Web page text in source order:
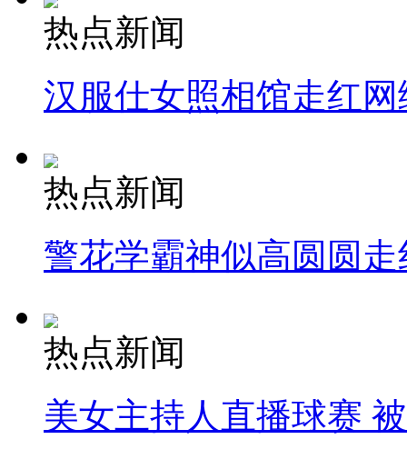
热点新闻
汉服仕女照相馆走红网
热点新闻
警花学霸神似高圆圆走
热点新闻
美女主持人直播球赛